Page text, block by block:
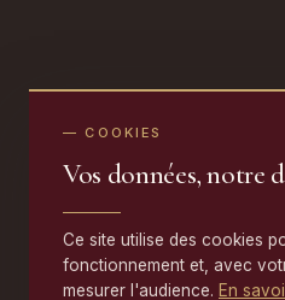
— COOKIES
Vos données, notre
Ce site utilise des cookies
fonctionnement et, avec
mesurer l'audience. En